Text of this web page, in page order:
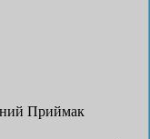
Приймак